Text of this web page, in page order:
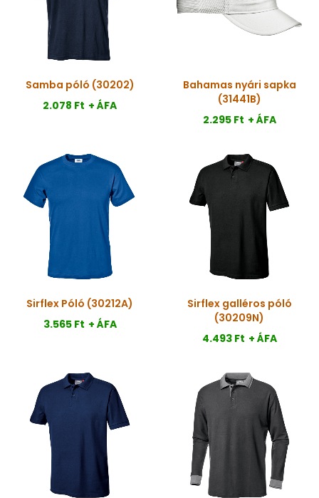
Samba póló (30202)
2.078 Ft + ÁFA
Bahamas nyári sapka
(31441B)
2.295 Ft + ÁFA
Sirflex Póló (30212A)
3.565 Ft + ÁFA
Sirflex galléros póló
(30209N)
4.493 Ft + ÁFA